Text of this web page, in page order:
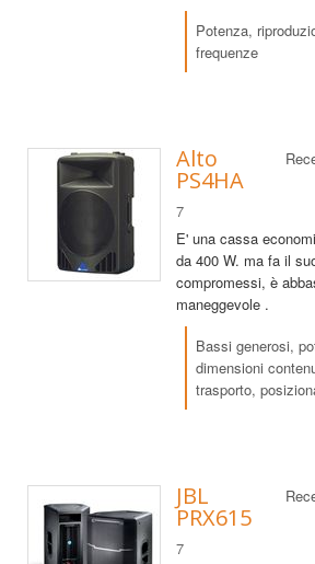
Potenza,
frequenze
Alto
PS4HA
7
E' una cassa
da 400 W. ma fa il
compromessi, è
maneggevole .
Bassi generosi,
dimensioni
trasporto,
JBL
PRX615
7